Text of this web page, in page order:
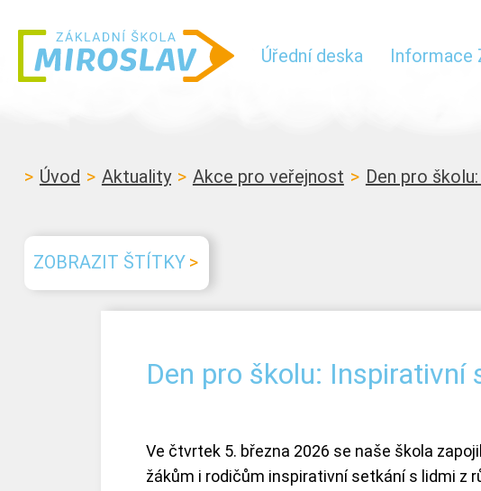
Úřední deska Informace
Úvod Aktuality Akce pro veřejnost Den pro
ZOBRAZIT ŠTÍTKY
Den pro školu:
Ve čtvrtek 5. března 2026 se naše škola
žákům i rodičům inspirativní setkání s lidmi z